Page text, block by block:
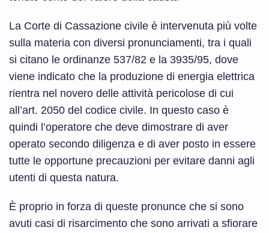
La Corte di Cassazione civile è intervenuta più volte
sulla materia con diversi pronunciamenti, tra i quali
si citano le ordinanze 537/82 e la 3935/95, dove
viene indicato che la produzione di energia elettrica
rientra nel novero delle attività pericolose di cui
all’art. 2050 del codice civile. In questo caso è
quindi l’operatore che deve dimostrare di aver
operato secondo diligenza e di aver posto in essere
tutte le opportune precauzioni per evitare danni agli
utenti di questa natura.
È proprio in forza di queste pronunce che si sono
avuti casi di risarcimento che sono arrivati a sfiorare